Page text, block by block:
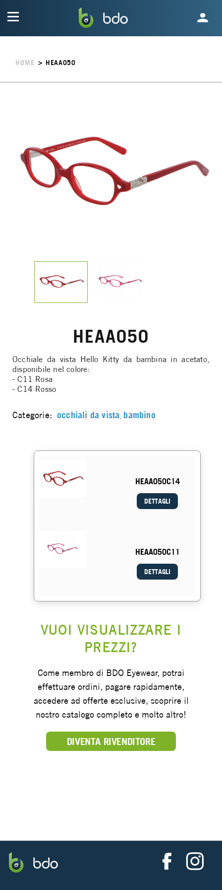
HOME > HEAA050
HEAA050
Occhiale da vista Hello Kitty da bambina in acetato,
disponibile nel colore:
- C11 Rosa
- C14 Rosso
Categorie: occhiali da vista, bambino
HEAA050C14
DETTAGLI
HEAA050C11
DETTAGLI
VUOI VISUALIZZARE I
PREZZI?
Come membro di BDO Eyewear, potrai
effettuare ordini, pagare rapidamente,
accedere ad offerte esclusive, scoprire il
nostro catalogo completo e molto altro!
DIVENTA RIVENDITORE